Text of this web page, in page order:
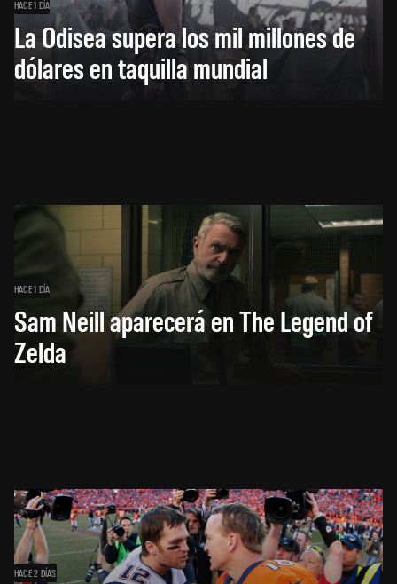
HACE 1 DÍA
La Odisea supera los mil millones de
dólares en taquilla mundial
HACE 1 DÍA
Sam Neill aparecerá en The Legend of
Zelda
HACE 2 DÍAS